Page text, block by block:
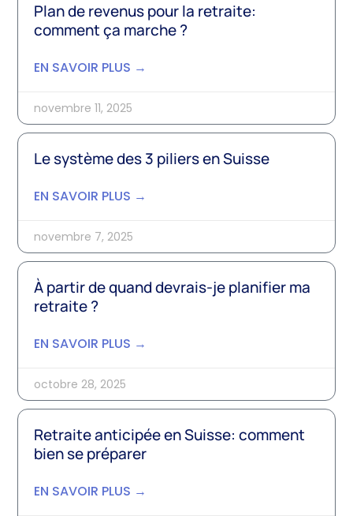
Plan de revenus pour la retraite:
comment ça marche ?
EN SAVOIR PLUS →
novembre 11, 2025
Le système des 3 piliers en Suisse
EN SAVOIR PLUS →
novembre 7, 2025
À partir de quand devrais-je planifier ma
retraite ?
EN SAVOIR PLUS →
octobre 28, 2025
Retraite anticipée en Suisse: comment
bien se préparer
EN SAVOIR PLUS →